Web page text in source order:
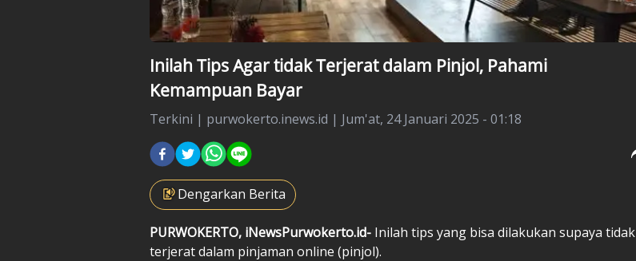
Inilah Tips Agar tidak Terjerat dalam Pinjol, Pahami
Kemampuan Bayar
Terkini | purwokerto.inews.id | Jum'at, 24 Januari 2025 - 01:18
Dengarkan Berita
PURWOKERTO, iNewsPurwokerto.id- Inilah tips yang bisa dilakukan supaya tidak
terjerat dalam pinjaman online (pinjol).